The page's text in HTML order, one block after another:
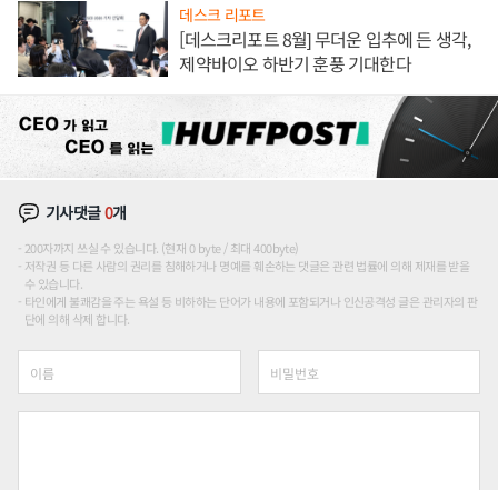
데스크 리포트
[데스크리포트 8월] 무더운 입추에 든 생각,
제약바이오 하반기 훈풍 기대한다
기사댓글0개
200자까지 쓰실 수 있습니다. (현재 0 byte / 최대 400byte)
저작권 등 다른 사람의 권리를 침해하거나 명예를 훼손하는 댓글은 관련 법률에 의해 제재를 받을
수 있습니다.
타인에게 불쾌감을 주는 욕설 등 비하하는 단어가 내용에 포함되거나 인신공격성 글은 관리자의 판
단에 의해 삭제 합니다.